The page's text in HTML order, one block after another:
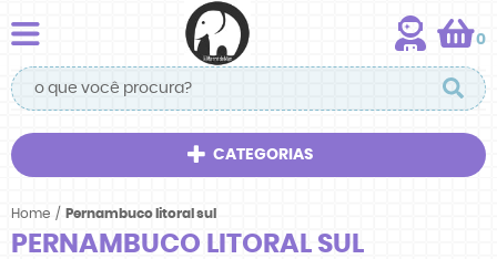
0
CATEGORIAS
PERNAMBUCO LITORAL SUL
Home Pernambuco litoral sul